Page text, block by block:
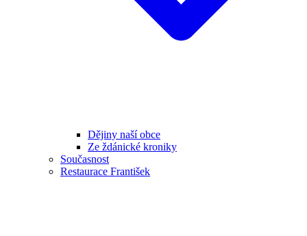
Dějiny naší obce
Ze ždánické kroniky
Současnost
Restaurace František